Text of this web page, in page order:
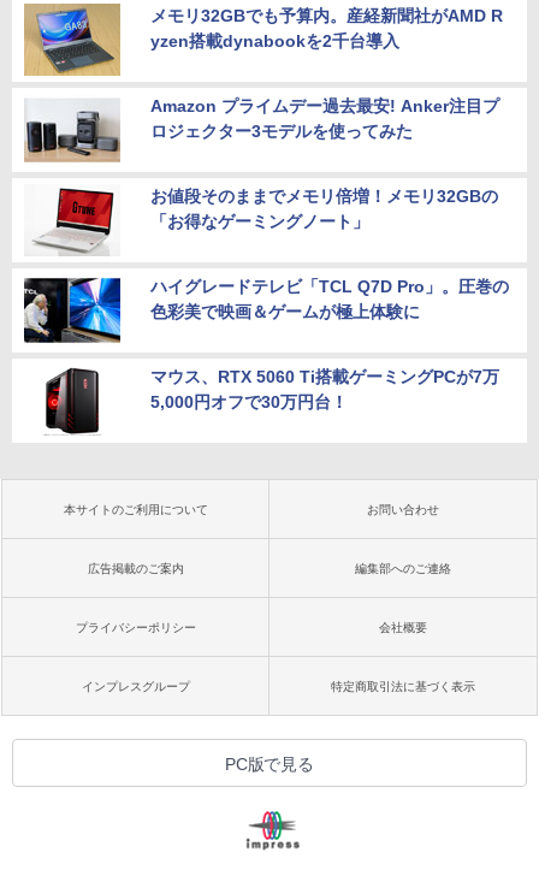
メモリ32GBでも予算内。産経新聞社がAMD R
yzen搭載dynabookを2千台導入
Amazon プライムデー過去最安! Anker注目プ
ロジェクター3モデルを使ってみた
お値段そのままでメモリ倍増！メモリ32GBの
「お得なゲーミングノート」
ハイグレードテレビ「TCL Q7D Pro」。圧巻の
色彩美で映画＆ゲームが極上体験に
マウス、RTX 5060 Ti搭載ゲーミングPCが7万
5,000円オフで30万円台！
本サイトのご利用について お問い合わせ
広告掲載のご案内 編集部へのご連絡
プライバシーポリシー 会社概要
インプレスグループ 特定商取引法に基づく表示
PC版で見る